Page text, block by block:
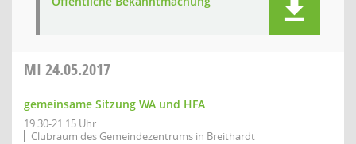
MI 24.05.2017
gemeinsame Sitzung WA und HFA
19:30-21:15 Uhr
Clubraum des Gemeindezentrums in Breithardt